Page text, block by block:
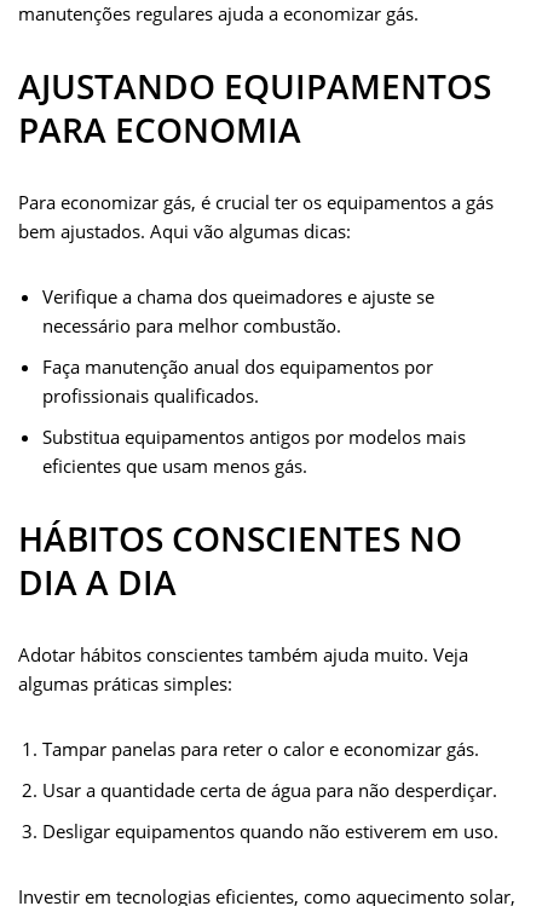
manutenções regulares ajuda a economizar gás.
AJUSTANDO EQUIPAMENTOS
PARA ECONOMIA
Para economizar gás, é crucial ter os equipamentos a gás
bem ajustados. Aqui vão algumas dicas:
Verifique a chama dos queimadores e ajuste se
necessário para melhor combustão.
Faça manutenção anual dos equipamentos por
profissionais qualificados.
Substitua equipamentos antigos por modelos mais
eficientes que usam menos gás.
HÁBITOS CONSCIENTES NO
DIA A DIA
Adotar hábitos conscientes também ajuda muito. Veja
algumas práticas simples:
Tampar panelas para reter o calor e economizar gás.
Usar a quantidade certa de água para não desperdiçar.
Desligar equipamentos quando não estiverem em uso.
Investir em tecnologias eficientes, como aquecimento solar,